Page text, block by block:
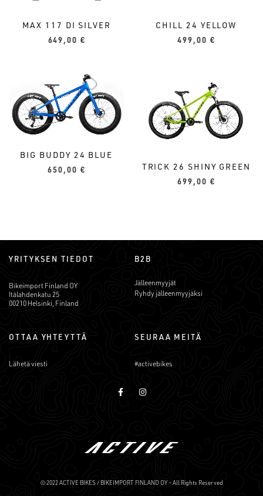
MAX 117 DI SILVER
649,00 €
CHILL 24 YELLOW
499,00 €
BIG BUDDY 24 BLUE
650,00 € TRICK 26 SHINY GREEN
699,00 €
YRITYKSEN TIEDOT
Bikeimport Finland OY
Itälahdenkatu 25
00210 Helsinki, Finland
B2B
Jälleenmyyjät
Ryhdy jälleenmyyjäksi
OTTAA YHTEYTTÄ
Lähetä viesti
SEURAA MEITÄ
#activebikes
© 2022 ACTIVE BIKES / BIKEIMPORT FINLAND OY – All Rights Reserved